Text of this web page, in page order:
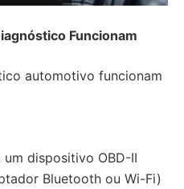
Funcionam
automotivo funcionam
dispositivo OBD-II
Bluetooth ou Wi-Fi)